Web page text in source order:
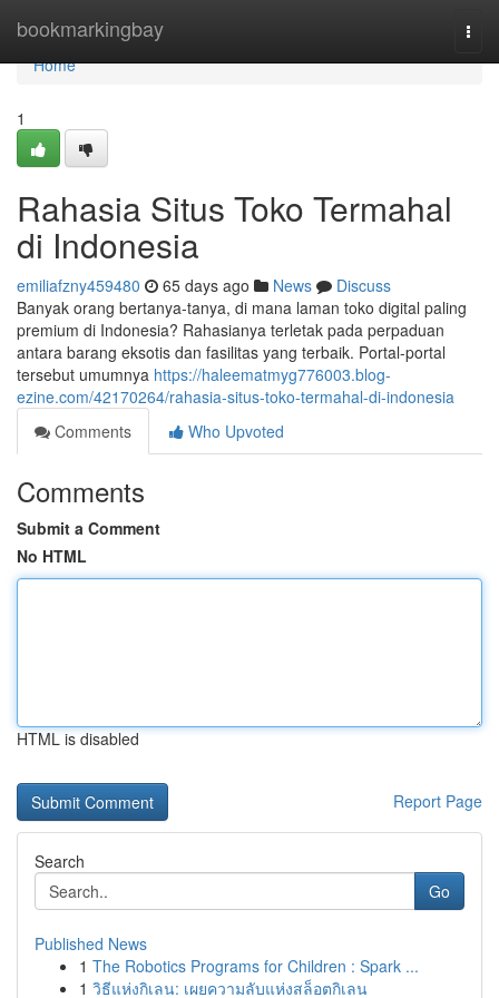
bookmarkingbay
Home
Home
1
Rahasia Situs Toko Termahal
di Indonesia
emiliafzny459480 65 days ago News
Discuss
Banyak orang bertanya-tanya, di mana laman toko digital paling
premium di Indonesia? Rahasianya terletak pada perpaduan
antara barang eksotis dan fasilitas yang terbaik. Portal-portal
tersebut umumnya https://haleematmyg776003.blog-
ezine.com/42170264/rahasia-situs-toko-termahal-di-indonesia
Comments
Who Upvoted
Comments
Submit a Comment
No HTML
HTML is disabled
Report Page
Search
Go
Published News
1 The Robotics Programs for Children : Spark ...
1 วิธีแห่งกิเลน: เผยความลับแห่งสล็อตกิเลน